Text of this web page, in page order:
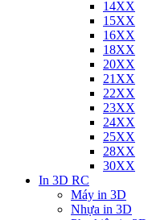
14XX
15XX
16XX
18XX
20XX
21XX
22XX
23XX
24XX
25XX
28XX
30XX
In 3D RC
Máy in 3D
Nhựa in 3D